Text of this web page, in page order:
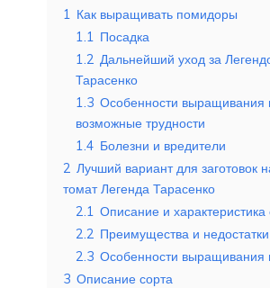
1 Как выращивать помидоры
1.1 Посадка
1.2 Дальнейший уход за
Тарасенко
1.3 Особенности выращивания
возможные трудности
1.4 Болезни и вредители
2 Лучший вариант для заготовок
томат Легенда Тарасенко
2.1 Описание и характеристика
2.2 Преимущества и недостатки
2.3 Особенности выращивания
3 Описание сорта